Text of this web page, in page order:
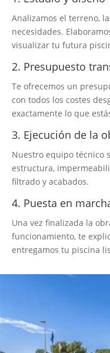
Analizamos el terreno,
necesidades.
visualizar tu futura
2. Presupuesto
Te ofrecemos un
con todos los costes
exactamente lo que
3. Ejecución de la
Nuestro equipo técnico
estructura,
filtrado y acabados.
4. Puesta en
Una vez finalizada la
funcionamiento, te
entregamos tu piscina